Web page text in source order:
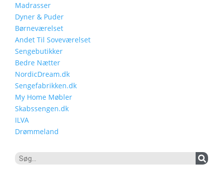
Madrasser
Dyner & Puder
Børneværelset
Andet Til Soveværelset
Sengebutikker
Bedre Nætter
NordicDream.dk
Sengefabrikken.dk
My Home Møbler
Skabssengen.dk
ILVA
Drømmeland